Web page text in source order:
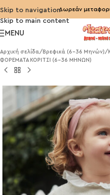
Skip to navigation
Skip to main content
Δωρεάν
MENU
Αρχική σελίδα/ Βρεφικά (6-36 Μηνών)/
ΦΟΡΕΜΑΤΑ ΚΟΡΙΤΣΙ (6-36 ΜΗΝΩΝ)